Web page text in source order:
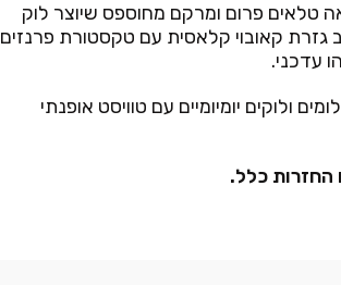
טלאים פרום ומרקם מחוספס שיוצר לוק
גזרת קאובוי קלאסית עם טקסטורת פרנזים
עדכני.
ולוקים יומיומיים עם טוויסט אופנתי
החזרות כלל.